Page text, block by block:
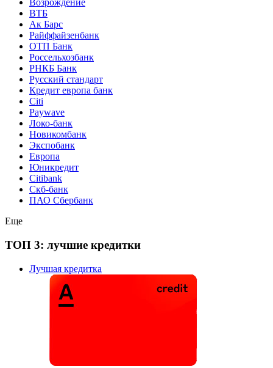
Возрождение
ВТБ
Ак Барс
Райффайзенбанк
ОТП Банк
Россельхозбанк
РНКБ Банк
Русский стандарт
Кредит европа банк
Citi
Paywave
Локо-банк
Новикомбанк
Экспобанк
Европа
Юникредит
Citibank
Скб-банк
ПАО Сбербанк
Еще
ТОП 3: лучшие кредитки
Лучшая кредитка